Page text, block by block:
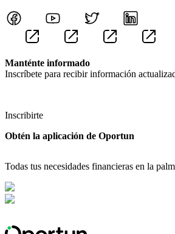
Manténte informado
Inscríbete para recibir información
Inscribirte
Obtén la aplicación de Oportun
Todas tus necesidades financieras en la